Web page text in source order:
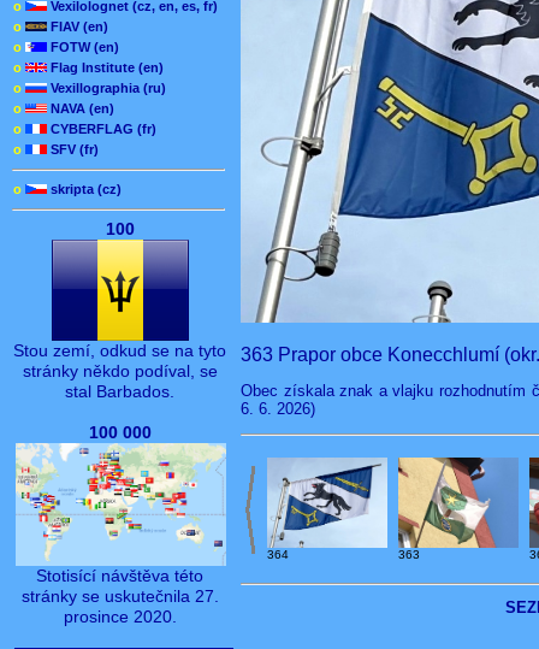
o
Vexilolognet (cz, en, es, fr)
o
FIAV (en)
o
FOTW (en)
o
Flag Institute (en)
o
Vexillographia (ru)
o
NAVA (en)
o
CYBERFLAG (fr)
o
SFV (fr)
o skripta (cz)
100
Stou zemí, odkud se na tyto
stránky někdo podíval, se
stal Barbados.
100 000
Stotisící návštěva této
stránky se uskutečnila 27.
prosince 2020.
363 Prapor obce Konecchlumí
Obec získala znak a vlajku rozhodnutím
6. 6. 2026)
364 363